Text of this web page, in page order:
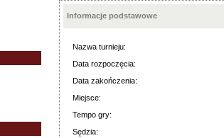
Informacje podstawowe
Nazwa turnieju:
Data rozpoczęcia:
Data zakończenia:
Miejsce:
Tempo gry:
Sędzia: